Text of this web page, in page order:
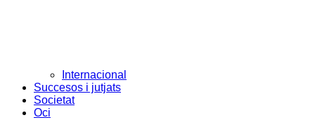
Internacional
Succesos i jutjats
Societat
Oci